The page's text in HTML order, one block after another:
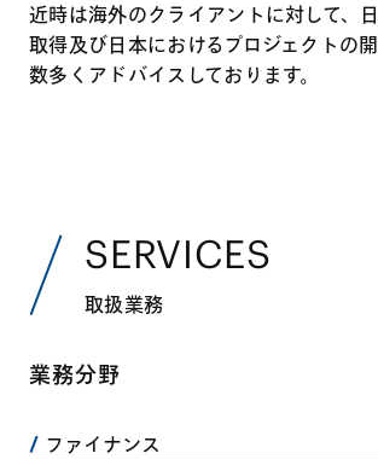
近時は海外のクライアントに対して、
取得及び日本におけるプロジェクトの
数多くアドバイスしております。
SERVICES
取扱業務
業務分野
ファイナンス